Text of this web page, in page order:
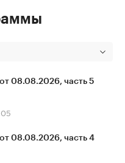
08.08.2026, часть 5
08.08.2026, часть 4